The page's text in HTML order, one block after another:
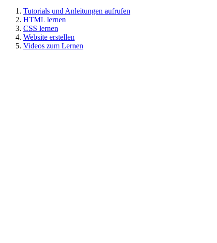
Tutorials und Anleitungen aufrufen
HTML lernen
CSS lernen
Website erstellen
Videos zum Lernen